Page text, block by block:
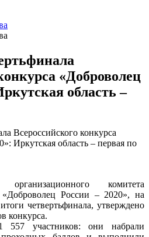
«Доброволец
область –
организационного комитета
«Доброволец России – 2020», на
четвертьфинала, утверждено
конкурса.
участников: они набрали